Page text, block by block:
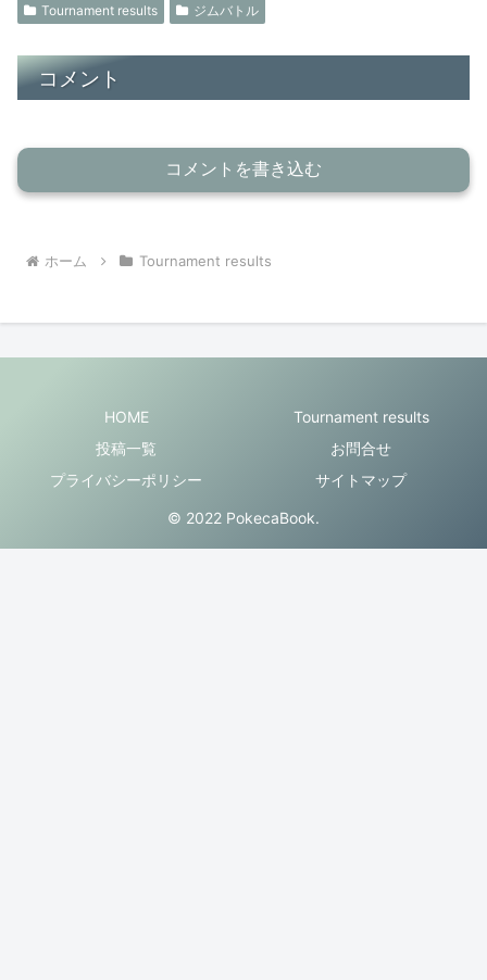
Tournament results ジムバトル
コメント
コメントを書き込む
ホーム Tournament results
HOME
Tournament results
投稿一覧
お問合せ
プライバシーポリシー
サイトマップ
© 2022 PokecaBook.